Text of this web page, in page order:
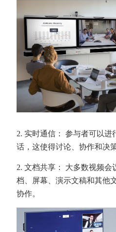
2. 实时通信： 参与者可以进
话，这使得讨论、协作和决
2. 文档共享： 大多数视频会
档、屏幕、演示文稿和其他
协作。